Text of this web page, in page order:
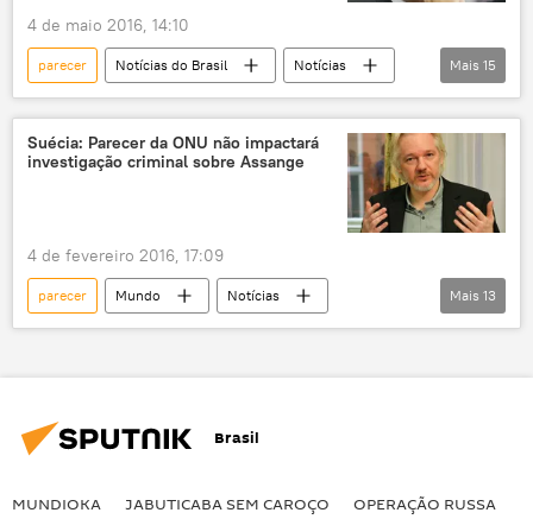
4 de maio 2016, 14:10
parecer Notícias do Brasil
Notícias
Impeachment no Senado
Brasília
Dilma Rousseff
José Eduardo Cardozo
Antonio Anastasia
Senado
impeachment
leitura
ao vivo
processo
relator
Mais 15
Suécia: Parecer da ONU não impactará
investigação criminal sobre Assange
4 de fevereiro 2016, 17:09
parecer Mundo
Notícias
Suécia
Equador
Londres
justiça
investigação
detenção arbitrária
EUA
Mais 13
Brasil
MUNDIOKA JABUTICABA SEM CAROÇO OPERAÇÃO RUSSA